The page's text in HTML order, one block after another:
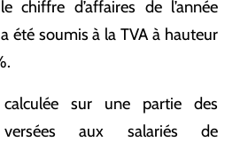
chiffre d’affaires de l’année
été soumis à la TVA à hauteur
sur une partie des
versées aux salariés de